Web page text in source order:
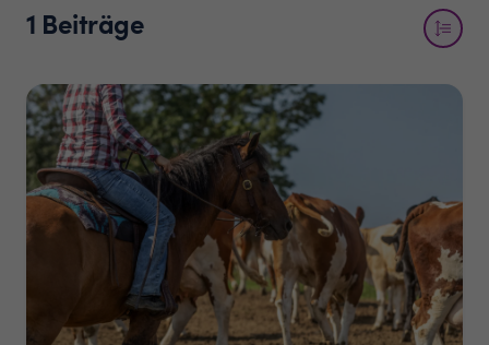
1 Beiträge